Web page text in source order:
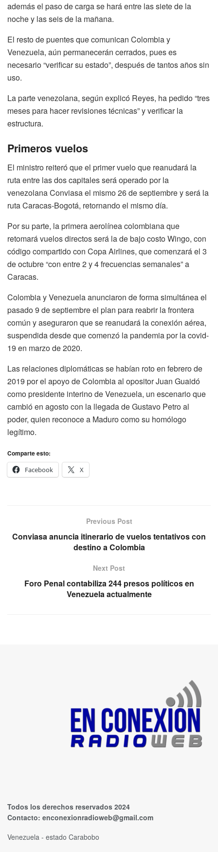
además el paso de carga se hará entre las siete de la
noche y las seis de la mañana.
El resto de puentes que comunican Colombia y
Venezuela, aún permanecerán cerrados, pues es
necesario “verificar su estado”, después de tantos años sin
uso.
La parte venezolana, según explicó Reyes, ha pedido “tres
meses para hacer revisiones técnicas” y verificar la
estructura.
Primeros vuelos
El ministro reiteró que el primer vuelo que reanudará la
ruta entre las dos capitales será operado por la
venezolana Conviasa el mismo 26 de septiembre y será la
ruta Caracas-Bogotá, retornando el mismo día.
Por su parte, la primera aerolínea colombiana que
retomará vuelos directos será la de bajo costo Wingo, con
código compartido con Copa Airlines, que comenzará el 3
de octubre “con entre 2 y 4 frecuencias semanales” a
Caracas.
Colombia y Venezuela anunciaron de forma simultánea el
pasado 9 de septiembre el plan para reabrir la frontera
común y aseguraron que se reanudará la conexión aérea,
suspendida desde que comenzó la pandemia por la covid-
19 en marzo de 2020.
Las relaciones diplomáticas se habían roto en febrero de
2019 por el apoyo de Colombia al opositor Juan Guaidó
como presidente interino de Venezuela, un escenario que
cambió en agosto con la llegada de Gustavo Petro al
poder, quien reconoce a Maduro como su homólogo
legítimo.
Comparte esto:
Facebook
X
Previous Post
Conviasa anuncia itinerario de vuelos tentativos con
destino a Colombia
Next Post
Foro Penal contabiliza 244 presos políticos en
Venezuela actualmente
Todos los derechos reservados 2024
Contacto: enconexionradioweb@gmail.com
Venezuela - estado Carabobo